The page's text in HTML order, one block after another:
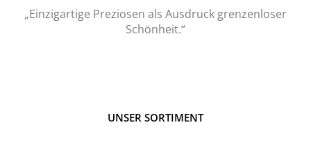
„Einzigartige Preziosen als Ausdruck grenzenloser
Schönheit.“
UNSER SORTIMENT